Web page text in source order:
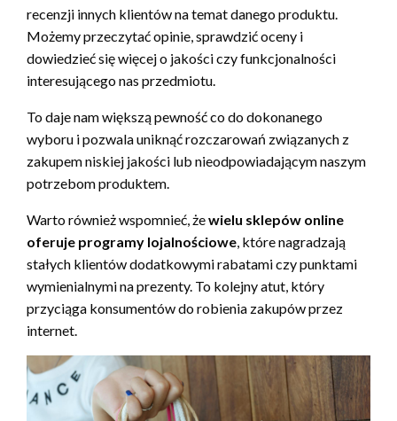
recenzji innych klientów na temat danego produktu.
Możemy przeczytać opinie, sprawdzić oceny i
dowiedzieć się więcej o jakości czy funkcjonalności
interesującego nas przedmiotu.
To daje nam większą pewność co do dokonanego
wyboru i pozwala uniknąć rozczarowań związanych z
zakupem niskiej jakości lub nieodpowiadającym naszym
potrzebom produktem.
Warto również wspomnieć, żewielu sklepów online
oferuje programy lojalnościowe , które nagradzają
stałych klientów dodatkowymi rabatami czy punktami
wymienialnymi na prezenty. To kolejny atut, który
przyciąga konsumentów do robienia zakupów przez
internet.